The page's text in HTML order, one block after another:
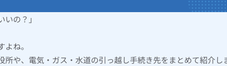
の？」
ね。
や、電気・ガス・水道の引っ越し手続き先をまとめて紹介し